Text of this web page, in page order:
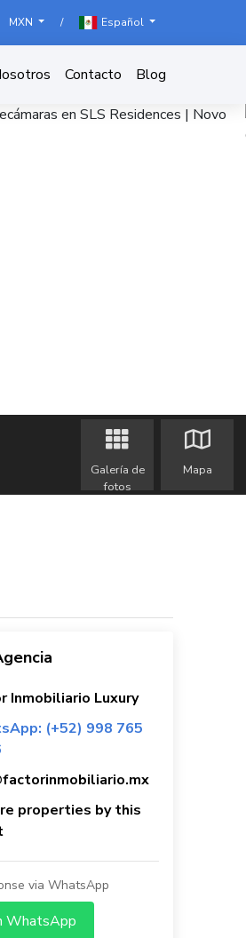
MXN / Español
Contacto Blog
Galería de
fotos
Mapa
Inmobiliario Luxury
(+52) 998 765
properties by this
via WhatsApp
WhatsApp